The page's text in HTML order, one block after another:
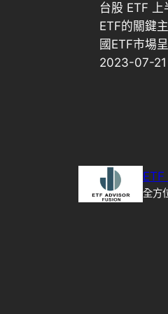
台股 ETF
ETF的關鍵
國ETF市場
2023-07-21
全方